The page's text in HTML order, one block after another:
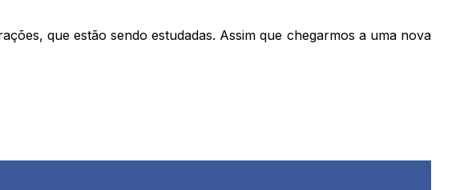
que estão sendo estudadas. Assim que chegarmos a uma nova